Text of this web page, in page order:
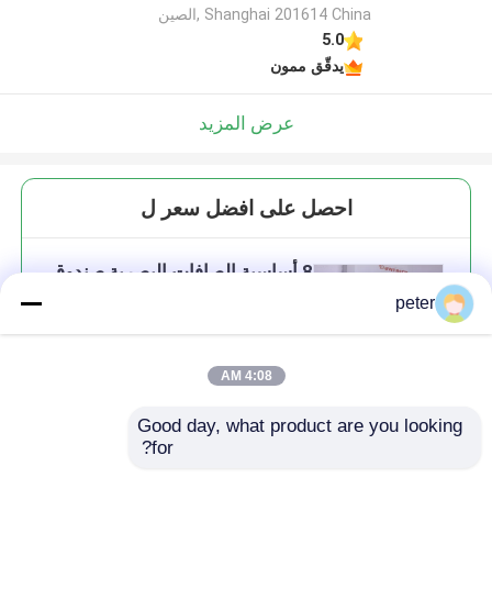
Shanghai 201614 China ,الصين
5.0
يدقّق ممون
عرض المزيد
احصل على افضل سعر ل
8 أساسية الصافات البصرية صندوق
استمر
peter
4:08 AM
Good day, what product are you looking
for?